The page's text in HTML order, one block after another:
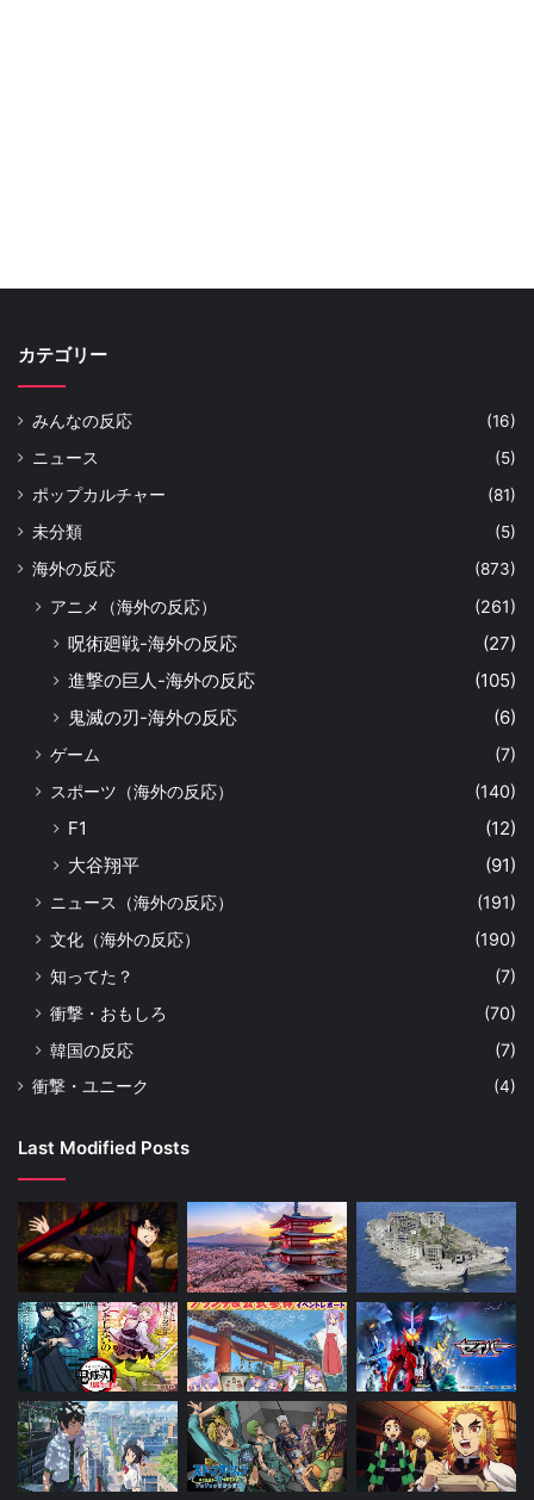
カテゴリー
みんなの反応
(16)
ニュース
(5)
ポップカルチャー
(81)
未分類
(5)
海外の反応
(873)
アニメ（海外の反応） (261)
呪術廻戦-海外の反応
(27)
進撃の巨人-海外の反応
(105)
鬼滅の刃-海外の反応
(6)
ゲーム
(7)
スポーツ（海外の反応）
(140)
F1
(12)
大谷翔平
(91)
ニュース（海外の反応）
(191)
文化（海外の反応）
(190)
知ってた？
(7)
衝撃・おもしろ
(70)
韓国の反応
(7)
衝撃・ユニーク (4)
Last Modified Posts